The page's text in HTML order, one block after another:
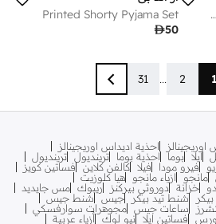
My Melody Print T-Shirt with Crew Neck and Short Sleeves
Printed Shorty Pyjama Set
50
1
2
...
31
اوريجينالز
احذية اديداس اوريجينالز
ايلا بوما احذية بوما ترينديول ترينديول
فيرو مودا فيلا كالفن كلاين فساتين كويز
مانجو ازياء مانجو
هيا كلوزيت
خزانة دوروثي بيركنز ريبوك مس جايديد
شنط تيد بيكر جيس
شنط جيس
ساعات جيس مجوهرات سوارفسكي
فساتين ايلا نيو لوك أزياء عربية